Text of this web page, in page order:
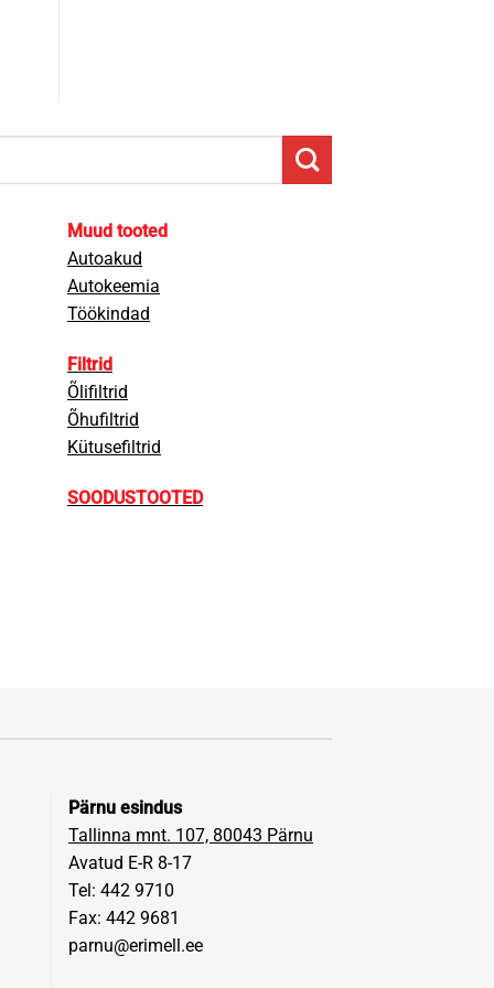
Muud tooted
Autoakud
Autokeemia
Töökindad
Filtrid
Õlifiltrid
Õhufiltrid
Kütusefiltrid
SOODUSTOOTED
Pärnu esindus
Tallinna mnt. 107, 80043 Pärnu
Avatud E-R 8-17
Tel: 442 9710
Fax: 442 9681
parnu@erimell.ee